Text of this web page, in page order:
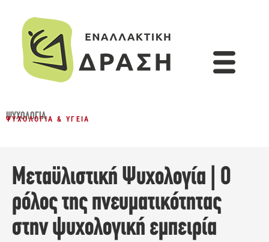
ΨΥΧΟΛΟΓΊΑ
ΨΥΧΟΛΟΓΊΑ & ΥΓΕΊΑ
Mεταϋλιστική Ψυχολογία | Ο
ρόλος της πνευματικότητας
στην ψυχολογική εμπειρία